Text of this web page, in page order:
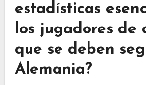
estadísticas
los jugadores de
que se deben
Alemania?